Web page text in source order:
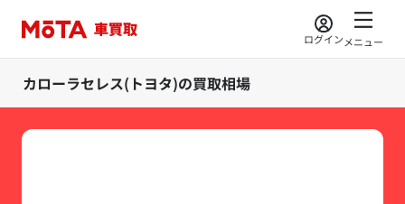
ログインメニュー
カローラセレス(トヨタ)の買取相場